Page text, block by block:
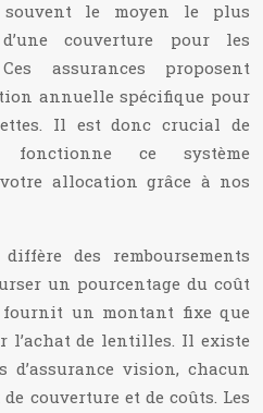
souvent le moyen le plus
couverture pour les
assurances proposent
annuelle spécifique pour
Il est donc crucial de
fonctionne ce système
allocation grâce à nos
des remboursements
un pourcentage du coût
fournit un montant fixe que
l’achat de lentilles. Il existe
vision, chacun
couverture et de coûts. Les